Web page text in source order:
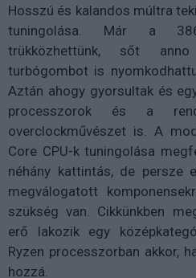
Hosszú és kalandos múltra
tuningolása. Már a
trükközhettünk, sőt
turbógombot is
Aztán ahogy gyorsultak és
processzorok és a
overclockművészet is. A
Core CPU-k tuningolása
néhány kattintás, de persze
megválogatott
szükség van. Cikkünkben
erő lakozik egy
Ryzen processzorban akkor,
hozzá.